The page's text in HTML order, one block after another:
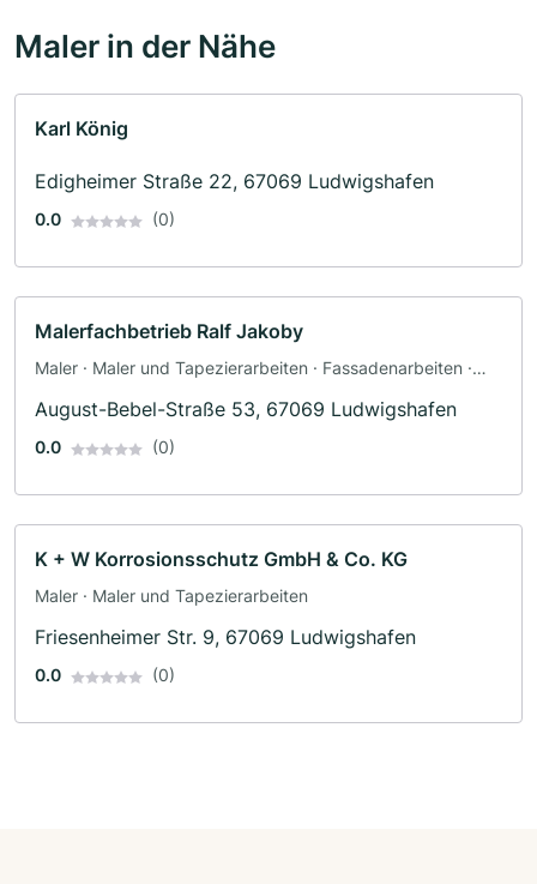
Maler in der Nähe
Karl König
Edigheimer Straße 22, 67069 Ludwigshafen
0.0 (0)
Malerfachbetrieb Ralf Jakoby
Maler · Maler und Tapezierarbeiten · Fassadenarbeiten ·
August-Bebel-Straße 53, 67069 Ludwigshafen
0.0 (0)
K + W Korrosionsschutz GmbH & Co. KG
Maler · Maler und Tapezierarbeiten
Friesenheimer Str. 9, 67069 Ludwigshafen
0.0 (0)